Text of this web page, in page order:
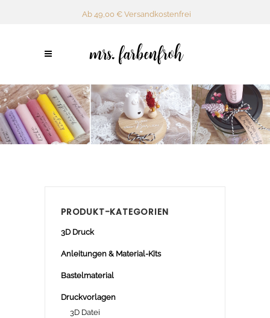
Ab 49,00 € Versandkostenfrei
PRODUKT-KATEGORIEN
3D Druck
Anleitungen & Material-Kits
Bastelmaterial
Druckvorlagen
3D Datei